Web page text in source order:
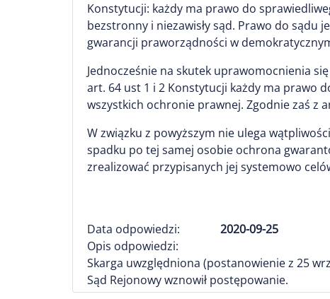
Konstytucji: każdy ma prawo do
bezstronny i niezawisły sąd. Prawo do
gwarancji praworządności w
Jednocześnie na skutek uprawomocnienia
art. 64 ust 1 i 2 Konstytucji każdy ma prawo
wszystkich ochronie prawnej. Zgodnie zaś z
W związku z powyższym nie ulega
spadku po tej samej osobie ochrona
zrealizować przypisanych jej systemowo
Data odpowiedzi:
2020-09-25
Opis odpowiedzi:
Skarga uwzględniona (postanowienie z 25
Sąd Rejonowy wznowił postępowanie.